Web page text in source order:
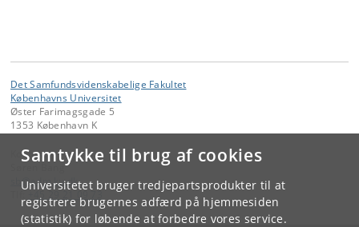
Samtykke til brug af cookies
Universitetet bruger tredjepartsprodukter til at
registrere brugernes adfærd på hjemmesiden
(statistik) for løbende at forbedre vores service.
Det Samfundsvidenskabelige Fakultet
Københavns Universitet
Øster Farimagsgade 5
1353 København K
Kontakt:
@adm.ku.dk
+45 29 21 09 73